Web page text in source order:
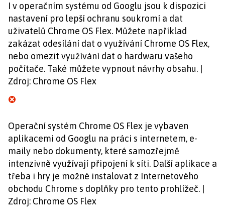
I v operačním systému od Googlu jsou k dispozici
nastavení pro lepší ochranu soukromí a dat
uživatelů Chrome OS Flex. Můžete například
zakázat odesílání dat o využívání Chrome OS Flex,
nebo omezit využívání dat o hardwaru vašeho
počítače. Také můžete vypnout návrhy obsahu. |
Zdroj: Chrome OS Flex
Operační systém Chrome OS Flex je vybaven
aplikacemi od Googlu na práci s internetem, e-
maily nebo dokumenty, které samozřejmě
intenzivně využívají připojení k síti. Další aplikace a
třeba i hry je možné instalovat z Internetového
obchodu Chrome s doplňky pro tento prohlížeč. |
Zdroj: Chrome OS Flex